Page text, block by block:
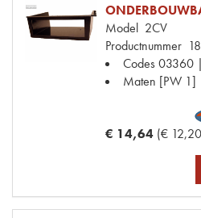
Model 2CV
Productnummer
Codes03360
Maten [PW 1]
€ 14,64 (€